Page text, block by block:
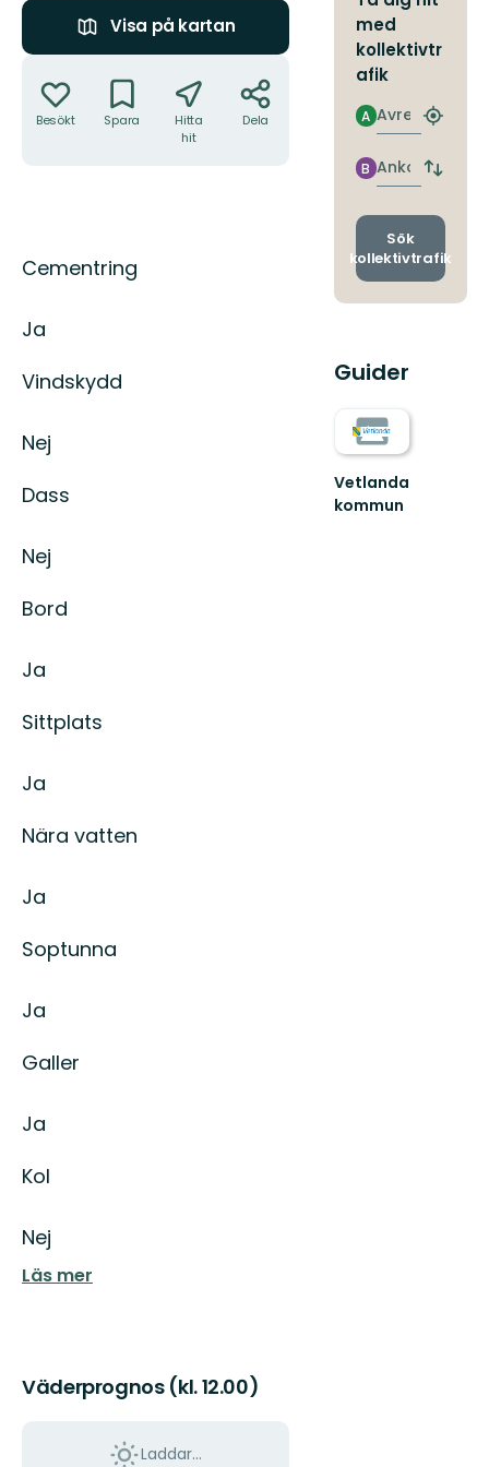
Visa på kartan
Besökt Spara
Hitta
hit
Dela
Beskrivning
Cementring
Ja
Vindskydd
Nej
Dass
Nej
Bord
Ja
Sittplats
Ja
Nära vatten
Ja
Soptunna
Ja
Galler
Ja
Kol
Nej
Läs mer
Väderprognos (kl. 12.00)
Laddar...
med
kollektivtr
afik
Avresa
A
Hitta
Ankomst
B
Byt
och
Sök
kollektivtrafik
Guider
Vetlanda
kommun